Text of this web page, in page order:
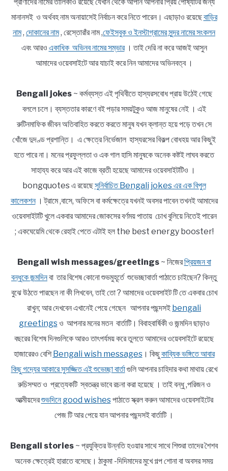
মানানসই ও অর্থবহ নাম অনায়াসেই নির্বাচন করে নিতে পারেন। এছাড়াও রয়েছেবাড়ির
নাম, দোকানের নাম, রেস্তোরাঁর নাম ,ফেইসবুক ও ইনস্টাগ্রামের সুন্দর নামের সংকলন
এবং আরও একাধিক অভিনব নামের সম্ভার। তাই দেরি না করে আজই আসুন
আমাদের ওয়েবসাইটে আর যাচাই করে নিন আমাদের অভিনবত্ব ।
Bengali jokes~ কর্মব্যস্ত এই পৃথিবীতে হাস্যরসবোধ প্রায় উঠেই গেছে
বললে চলে। ব্যস্ততার কারণে বই পড়ার সময়টুকুও আজ মানুষের নেই । এই
রুটিনমাফিক জীবন অতিবাহিত করতে করতে মানুষ যখন ক্লান্ত হয়ে পড়ে তখন সে
খোঁজে দুদণ্ড প্রশান্তি। এ ক্ষেত্রে নির্ভেজাল হাস্যরসের বিকল্প বোধহয় আর কিছুই
হতে পারে না। মনের প্রফুল্লতা ও এক গাল হাসি মানুষকে অনেক কষ্টই লাঘব করতে
সাহায্য করে আর এই কাজে ব্রতী হয়েছে আমাদের ওয়েবসাইটটিও ।
bongquotes এ রয়েছেসুনির্বাচিত Bengali jokes এর এক বিপুল
কালেকশন। ট্রামে ,বাসে, অফিসে বা কর্মক্ষেত্রে যখনই অবসর পাবেন তখনই আমাদের
ওয়েবসাইটটি খুলে একবার আমাদের জোকসের বর্ণময় পাতায় চোখ বুলিয়ে নিতেই পারেন
; একঘেয়েমি থেকে রেহাই পেতে এটাই হল the best energy booster!
Bengali wish messages/greetings~ নিজেরপ্রিয়জন বা
বন্ধুকে জন্মদিনবা তার বিশেষ কোনো শুভমুহূর্তে শুভেচ্ছাবার্তা পাঠাতে চাইছেন? কিন্তু
বুঝে উঠতে পারছেন না কী লিখবেন, তাই তো ? আমাদের ওয়েবসাইট টি তে একবার চোখ
রাখুন; আর দেখবেন এখানেই পেয়ে গেছেন আপনার পছন্দসই bengali
greetingsও আপনার মনের মতন বার্তাটি। বিবাহবার্ষিকী ও জন্মদিন ছাড়াও
বছরের বিশেষ দিনগুলিকে আরও তাৎপর্যময় করে তুলতে আমাদের ওয়েবসাইটে রয়েছে
হাজারেরও বেশিBengali wish messages। কিছুকাব্যিক ভঙ্গিতে আবার
কিছু গদ্যের আকারে সুসজ্জিত এই শুভেচ্ছা বার্তাগুলি আপনার চাহিদার কথা মাথায় রেখে
রুচিসম্মত ও প্রত্যেকটি স্বতন্ত্র ভাবে রচনা করা হয়েছে । তাই বন্ধু ,পরিজন ও
আত্মীয়দেরশুভদিনে good wishesপাঠাতে স্ক্রল করুন আমাদের ওয়েবসাইটের
পেজ টি আর পেয়ে যান আপনার পছন্দসই বার্তাটি ।
Bengali stories ~ প্রযুক্তির উন্নতি হওয়ার সাথে সাথে শিশুরা তাদের শৈশব
অনেক ক্ষেত্রেই হারাতে বসেছে। ঠাকুমা -দিদিমাদের মুখে গল্প শোনা বা অবসর সময়